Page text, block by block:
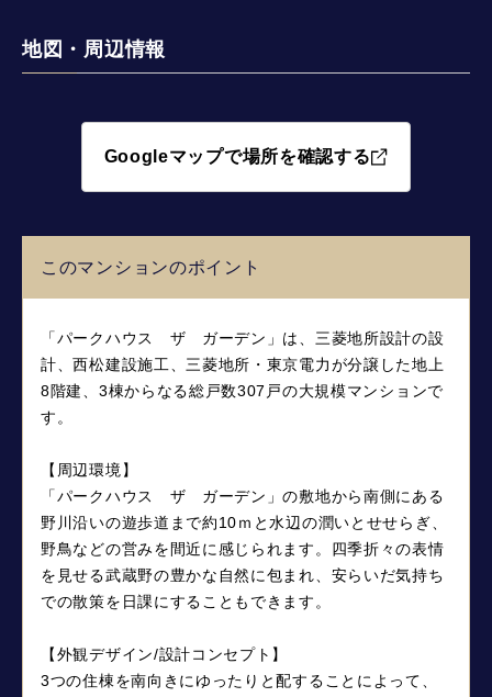
地図・周辺情報
Googleマップで場所を確認する
このマンションのポイント
「パークハウス ザ ガーデン」は、三菱地所設計の設
計、西松建設施工、三菱地所・東京電力が分譲した地上
8階建、3棟からなる総戸数307戸の大規模マンションで
す。
【周辺環境】
「パークハウス ザ ガーデン」の敷地から南側にある
野川沿いの遊歩道まで約10ｍと水辺の潤いとせせらぎ、
野鳥などの営みを間近に感じられます。四季折々の表情
を見せる武蔵野の豊かな自然に包まれ、安らいだ気持ち
での散策を日課にすることもできます。
【外観デザイン/設計コンセプト】
3つの住棟を南向きにゆったりと配することによって、